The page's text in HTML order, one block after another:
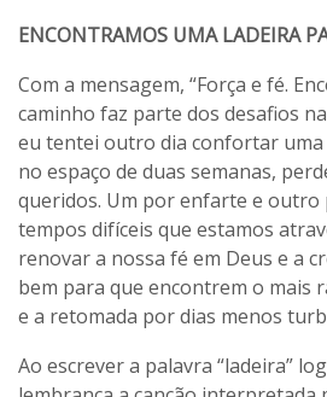
ENCONTRAMOS UMA LADEIRA
Com a mensagem, “Força e fé.
caminho faz parte dos desafios
eu tentei outro dia confortar uma
no espaço de duas semanas,
queridos. Um por enfarte e outro
tempos difíceis que estamos
renovar a nossa fé em Deus e a
bem para que encontrem o mais
e a retomada por dias menos
Ao escrever a palavra “ladeira”